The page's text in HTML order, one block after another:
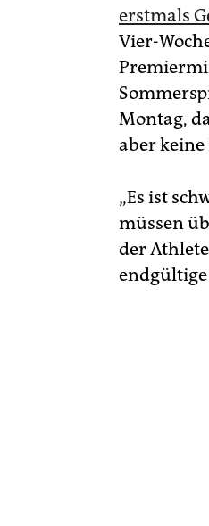
erstmals
Vier-
Montag,
aber keine
„Es ist
müssen
der
endgültige